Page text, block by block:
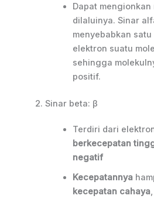
Dapat
dilaluinya. Sinar
menyebabkan
elektron suatu
sehingga
positif.
2. Sinar beta: β
Terdiri dari
berkecepatan
negatif
Kecepatannya
kecepatan cahaya